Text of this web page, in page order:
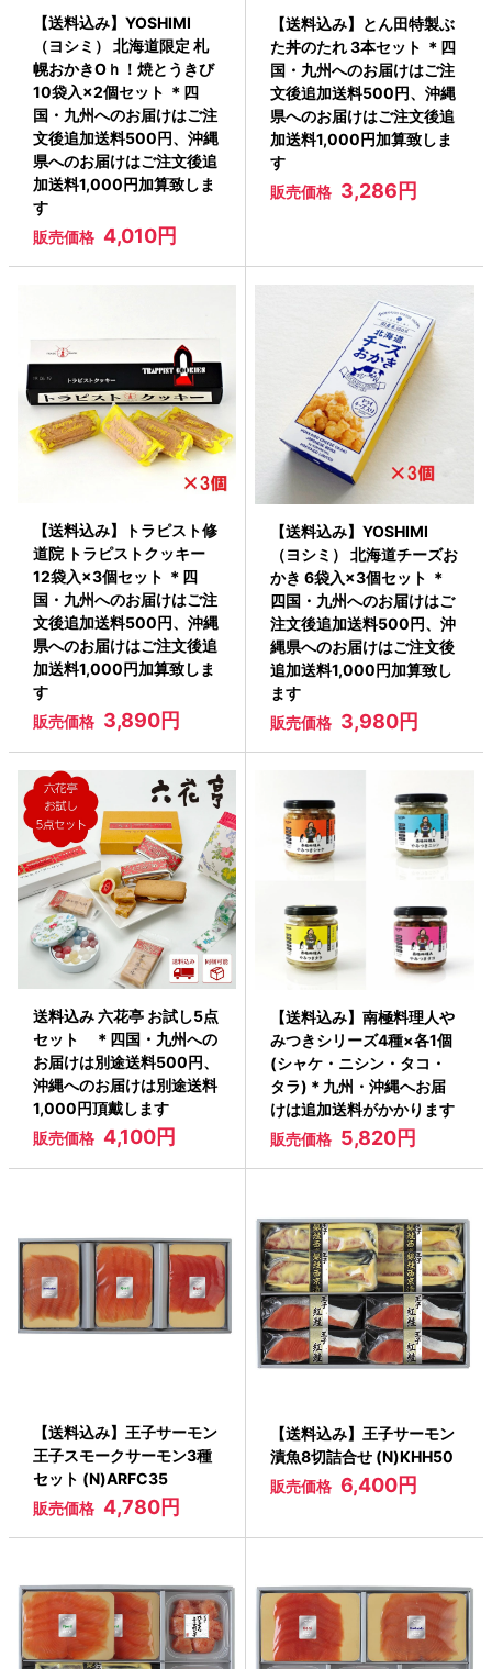
【送料込み】YOSHIMI
（ヨシミ） 北海道限定 札
幌おかきOｈ！焼とうきび
10袋入×2個セット ＊四
国・九州へのお届けはご注
文後追加送料500円、沖縄
県へのお届けはご注文後追
加送料1,000円加算致しま
す
販売価格 4,010円
【送料込み】とん田特製ぶ
た丼のたれ 3本セット ＊四
国・九州へのお届けはご注
文後追加送料500円、沖縄
県へのお届けはご注文後追
加送料1,000円加算致しま
す
販売価格 3,286円
【送料込み】トラピスト修
道院 トラピストクッキー
12袋入×3個セット ＊四
国・九州へのお届けはご注
文後追加送料500円、沖縄
県へのお届けはご注文後追
加送料1,000円加算致しま
す
販売価格 3,890円
【送料込み】YOSHIMI
（ヨシミ） 北海道チーズお
かき 6袋入×3個セット ＊
四国・九州へのお届けはご
注文後追加送料500円、沖
縄県へのお届けはご注文後
追加送料1,000円加算致し
ます
販売価格 3,980円
送料込み 六花亭 お試し5点
セット ＊四国・九州への
お届けは別途送料500円、
沖縄へのお届けは別途送料
1,000円頂戴します
販売価格 4,100円
【送料込み】南極料理人や
みつきシリーズ4種×各1個
(シャケ・ニシン・タコ・
タラ)＊九州・沖縄へお届
けは追加送料がかかります
販売価格 5,820円
【送料込み】王子サーモン
王子スモークサーモン3種
セット (N)ARFC35
販売価格 4,780円
【送料込み】王子サーモン
漬魚8切詰合せ (N)KHH50
販売価格 6,400円